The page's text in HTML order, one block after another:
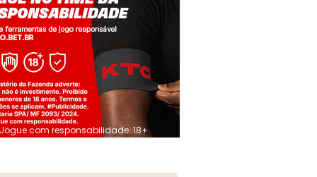
Jogue com responsabilidade. 18+